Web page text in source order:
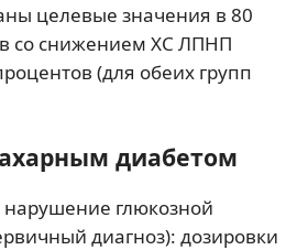
целевые значения в 80
со снижением ХС ЛПНП
(для обеих групп
диабетом
глюкозной
диагноз): дозировки